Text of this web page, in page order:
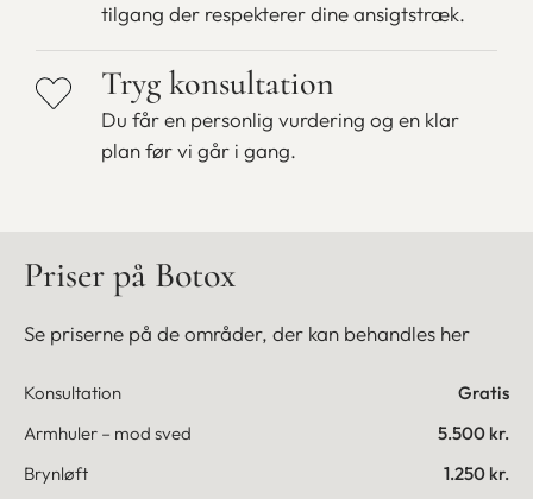
tilgang der respekterer dine ansigtstræk.
Tryg konsultation
Du får en personlig vurdering og en klar
plan før vi går i gang.
Priser på Botox
Se priserne på de områder, der kan behandles her
Konsultation
Gratis
Armhuler – mod sved
5.500 kr.
Brynløft
1.250 kr.